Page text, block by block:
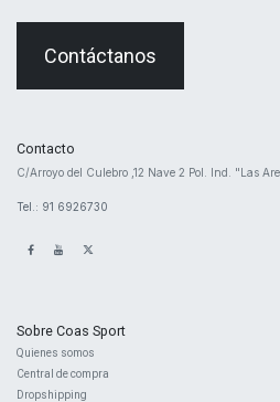
Contáctanos
Contacto
​C/Arroyo del Culebro ,12 Nave 2 ​Pol. Ind. "Las
Tel.: 91 6926730
Sobre Coas Sport
Quienes ​somos
Central de compra
Dropshipping